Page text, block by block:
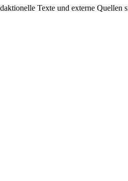
Texte und externe Quellen